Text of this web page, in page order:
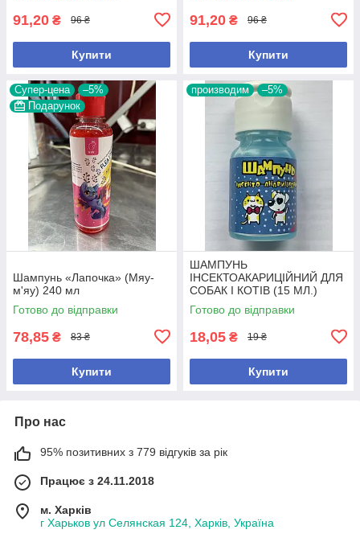
91,20 ₴ 96 ₴
Купити
91,20 ₴ 96 ₴
Купити
Супер-цена
–5%
Подарунок
Шампунь «Лапочка» (Мяу-
м'яу) 240 мл
Готово до відправки
78,85 ₴ 83 ₴
Купити
производим –5%
ШАМПУНЬ
ІНСЕКТОАКАРИЦІЙНИЙ ДЛЯ
СОБАК І КОТІВ (15 МЛ.)
Готово до відправки
18,05 ₴ 19 ₴
Купити
Про нас
95% позитивних з 779 відгуків за рік
Працює з 24.11.2018
м. Харків
г Харьков ул Селянская 124, Харків, Україна